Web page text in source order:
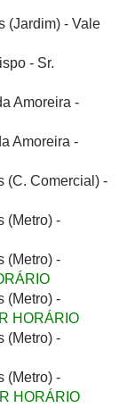
(Jardim) - Vale
- Sr.
Amoreira -
Amoreira -
(C. Comercial) -
(Metro) -
(Metro) -
(Metro) -
HORÁRIO
(Metro) -
(Metro) -
HORÁRIO